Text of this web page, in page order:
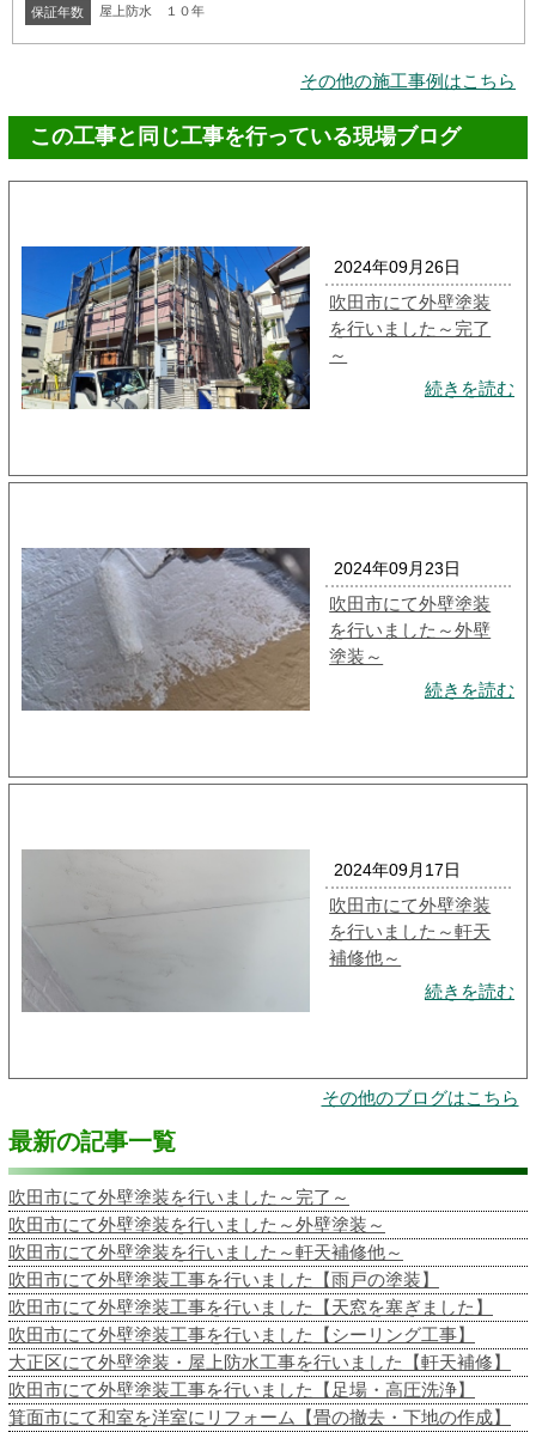
保証年数 屋上防水 １０年
その他の施工事例はこちら
この工事と同じ工事を行っている現場ブログ
2024年09月26日
吹田市にて外壁塗装
を行いました～完了
～
続きを読む
2024年09月23日
吹田市にて外壁塗装
を行いました～外壁
塗装～
続きを読む
2024年09月17日
吹田市にて外壁塗装
を行いました～軒天
補修他～
続きを読む
その他のブログはこちら
最新の記事一覧
吹田市にて外壁塗装を行いました～完了～
吹田市にて外壁塗装を行いました～外壁塗装～
吹田市にて外壁塗装を行いました～軒天補修他～
吹田市にて外壁塗装工事を行いました【雨戸の塗装】
吹田市にて外壁塗装工事を行いました【天窓を塞ぎました】
吹田市にて外壁塗装工事を行いました【シーリング工事】
大正区にて外壁塗装・屋上防水工事を行いました【軒天補修】
吹田市にて外壁塗装工事を行いました【足場・高圧洗浄】
箕面市にて和室を洋室にリフォーム【畳の撤去・下地の作成】